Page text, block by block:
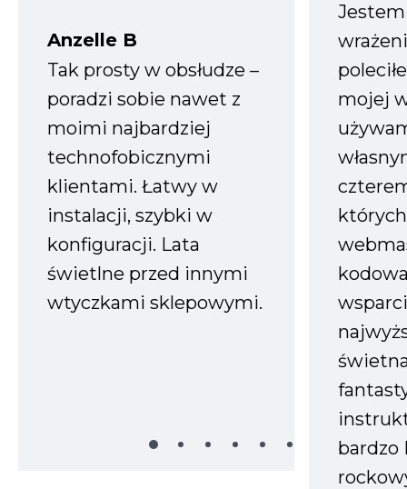
Anzelle B
Tak prosty w obsłudze –
poradzi sobie nawet z
moimi najbardziej
technofobicznymi
klientami. Łatwy w
instalacji, szybki w
konfiguracji. Lata
świetlne przed innymi
wtyczkami sklepowymi.
mojej
bardzo